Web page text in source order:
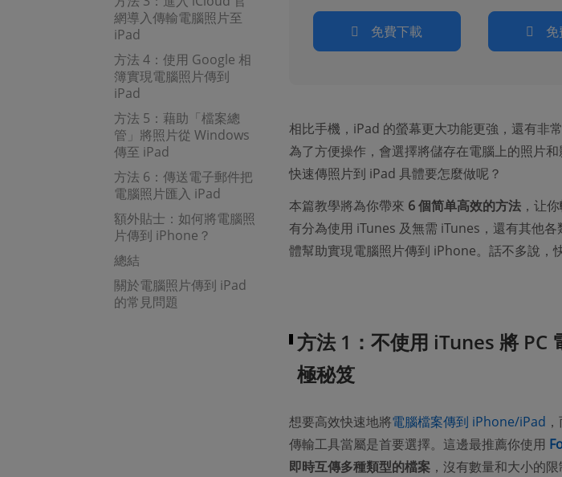
網導入傳輸電腦照片至
iPad
方法 4：使用 Google 相
簿實現電腦照片傳到
iPad
方法 5：藉助「檔案總
管」將照片從 Windows
傳至 iPad
方法 6：傳送電子郵件把
電腦照片匯入 iPad
額外貼士：如何將電腦照
片傳到 iPhone？
總結
關於電腦照片傳到 iPad
的常見問題
免費下載
相比手機，iPad 的螢幕更大功能更強，還有非
為了方便操作，會選擇將儲存在電腦上的照片
快速傳照片到 iPad 具體要怎麼做呢？
本篇教學將為你帶來 6 個简单高效的方法，让你
有分為使用 iTunes 及無需 iTunes，還有其他
體幫助實現電腦照片傳到 iPhone。話不多說，
方法 1：不使用 iTunes 將 PC
極秘笈
想要高效快速地將電腦檔案傳到 iPhone/iPad
傳輸工具當屬是首要選擇。這邊最推薦你使用
即時互傳多種類型的檔案，沒有數量和大小的